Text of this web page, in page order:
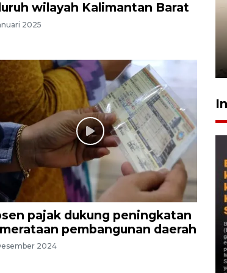
wilayah Kalimantan Barat
2025
pajak dukung peningkatan
pembangunan daerah
2024
Gabung Persebaya, striker
9 Juli 2026